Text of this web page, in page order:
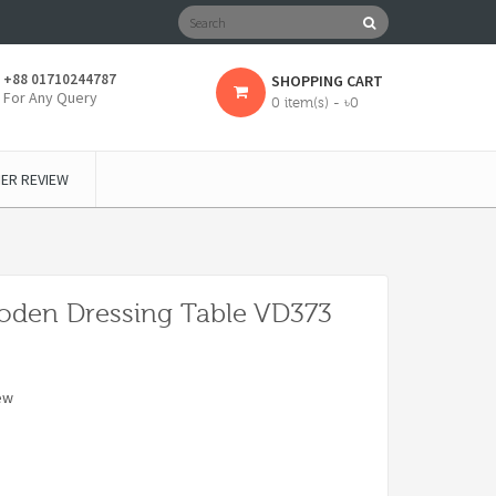
+88 01710244787
For Any Query
SHOPPING CART
0 item(s) - ৳0
REVIEW
Dressing Table VD373